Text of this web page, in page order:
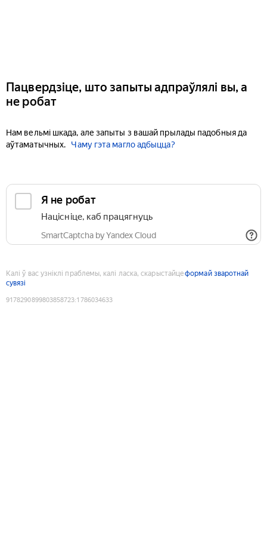
Пацвердзіце, што запыты адпраўлялі вы, а
не робат
Нам вельмі шкада, але запыты з вашай прылады падобныя да
аўтаматычных.
Чаму гэта магло адбыцца?
Я не робат
Націсніце, каб працягнуць
SmartCaptcha by Yandex Cloud
Калі ў вас узніклі праблемы, калі ласка, скарыстайцеформай зваротнай
сувязі
9178290899803858723:1786034633